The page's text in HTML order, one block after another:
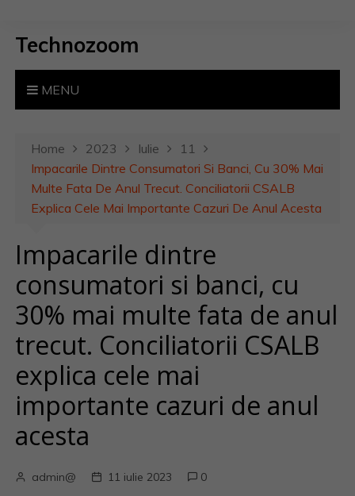
Technozoom
MENU
Home 2023 Iulie
11
Impacarile Dintre Consumatori Si Banci, Cu 30% Mai
Multe Fata De Anul Trecut. Conciliatorii CSALB
Explica Cele Mai Importante Cazuri De Anul Acesta
Impacarile dintre
consumatori si banci, cu
30% mai multe fata de anul
trecut. Conciliatorii CSALB
explica cele mai
importante cazuri de anul
acesta
admin@ 11 iulie 2023 0